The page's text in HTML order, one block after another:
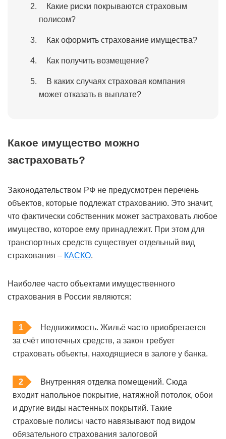
Какие риски покрываются страховым
полисом?
Как оформить страхование имущества?
Как получить возмещение?
В каких случаях страховая компания
может отказать в выплате?
Какое имущество можно
застраховать?
Законодательством РФ не предусмотрен перечень
объектов, которые подлежат страхованию. Это значит,
что фактически собственник может застраховать любое
имущество, которое ему принадлежит. При этом для
транспортных средств существует отдельный вид
страхования – КАСКО.
Наиболее часто объектами имущественного
страхования в России являются:
Недвижимость. Жильё часто приобретается
за счёт ипотечных средств, а закон требует
страховать объекты, находящиеся в залоге у банка.
Внутренняя отделка помещений. Сюда
входит напольное покрытие, натяжной потолок, обои
и другие виды настенных покрытий. Такие
страховые полисы часто навязывают под видом
обязательного страхования залоговой